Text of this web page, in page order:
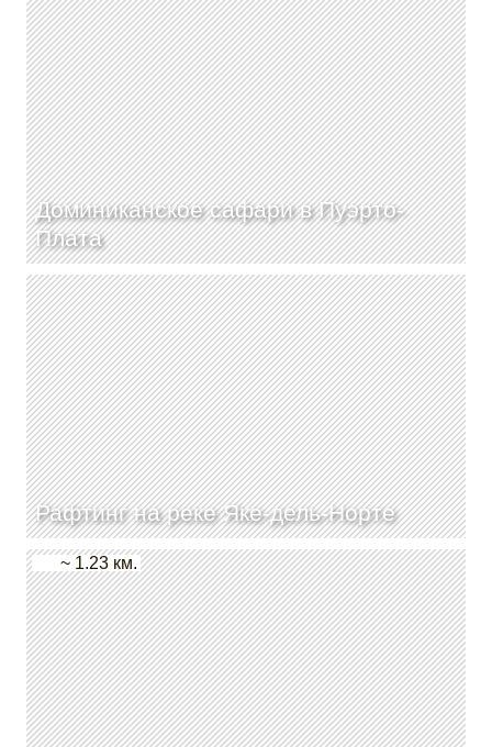
Доминиканское сафари в Пуэрто-
Плата
Рафтинг на реке Яке-дель-Норте
~ 1.23 км.